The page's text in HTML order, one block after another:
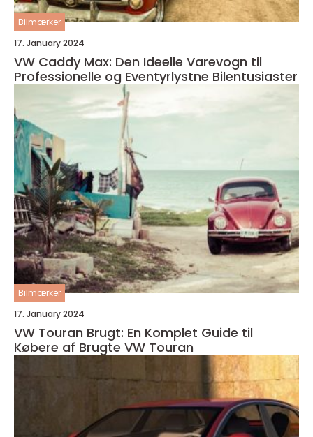
Bilmærker
17. January 2024
VW Caddy Max: Den Ideelle Varevogn til
Professionelle og Eventyrlystne Bilentusiaster
Bilmærker
17. January 2024
VW Touran Brugt: En Komplet Guide til
Købere af Brugte VW Touran